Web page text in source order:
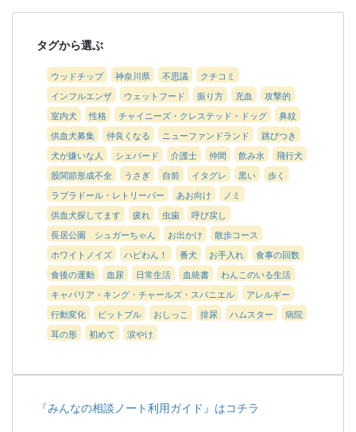
タグから選ぶ
ウッドチップ 神奈川県 不思議
クチコミ
インフルエンザ
ウェットフード 振り方 充血
攻撃的
室内犬
性格 チャイニーズ・クレステッド・ドッグ
鼻紋
供血犬募集
仲良くなる ニューファンドランド
跳びつき
犬が嫌いな人
シェパード 介護士 仲間 飲み水
飛行犬
股関節形成不全
うさぎ 自前 イタグレ 黒い
歩く
ラブラドール・レトリーバー
あお向け
ノミ
供血犬探してます
疲れ 虫歯
呼び戻し
長居公園 シュガーちゃん
お出かけ
散歩コース
ホワイトノイズ
ハピわん！ 番犬 お手入れ
食事の回数
食後の運動
血尿 日常生活 血統書
わんこのいる生活
キャバリア・キング・チャールズ・スパニエル
アレルギー
行動変化
ピットブル おしっこ 排尿 ハムスター
病院
耳の形
初めて 涙やけ
『みんなの相談ノート利用ガイド』はコチラ